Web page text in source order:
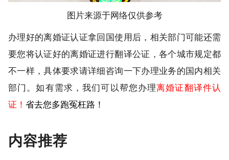
图片来源于网络仅供参考
办理好的离婚证认证拿回国使用后，相关部门可能还需
要您将认证好的离婚证进行翻译公证，各个城市规定都
不一样，具体要求请详细咨询一下办理业务的国内相关
部门。如有需求，我们可以帮您办理离婚证翻译件认
证！ 省去您多跑冤枉路！
内容推荐